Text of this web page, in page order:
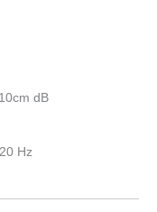
dB
Hz